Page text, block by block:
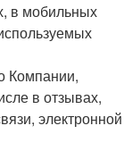
в мобильных
Компании,
в отзывах,
электронной